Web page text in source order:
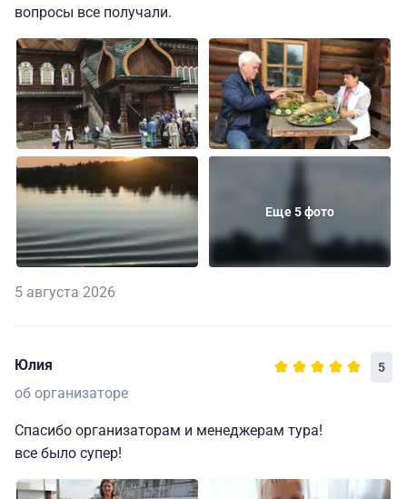
вопросы все получали.
Еще 5 фото
5 августа 2026
Юлия 5
об организаторе
Спасибо организаторам и менеджерам тура!
все было супер!